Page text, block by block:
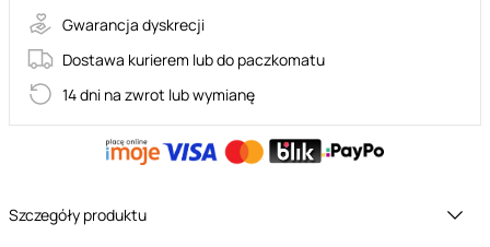
Gwarancja dyskrecji
Dostawa kurierem lub do paczkomatu
14 dni na zwrot lub wymianę
Szczegóły produktu